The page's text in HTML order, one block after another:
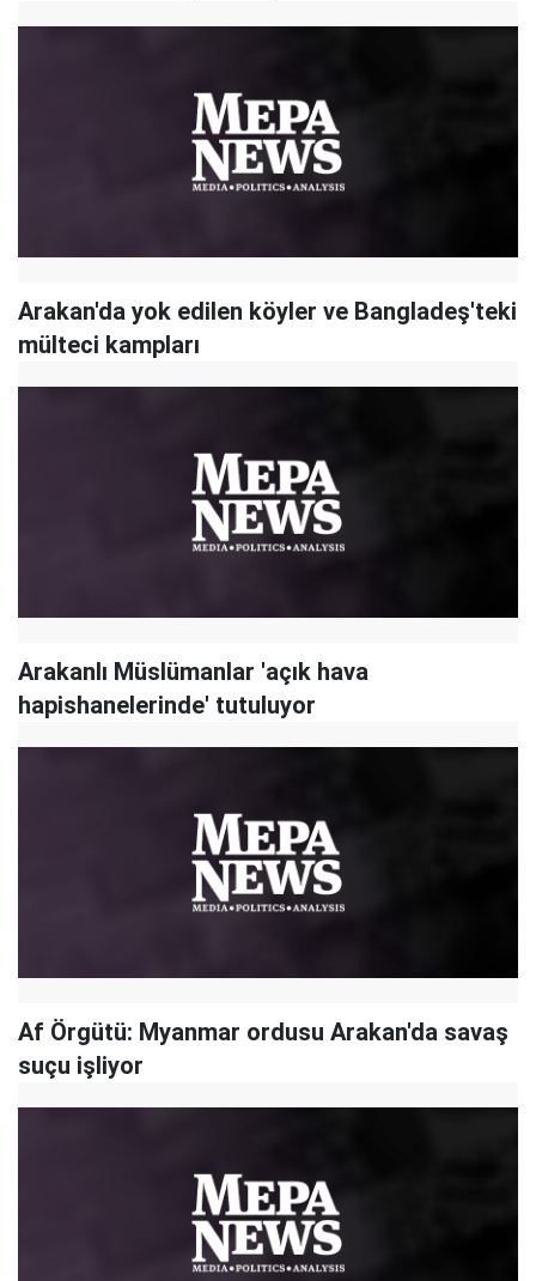
Arakan'da yok edilen köyler ve Bangladeş'teki
mülteci kampları
Arakanlı Müslümanlar 'açık hava
hapishanelerinde' tutuluyor
Af Örgütü: Myanmar ordusu Arakan'da savaş
suçu işliyor